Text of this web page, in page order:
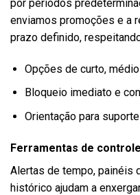
por períodos
enviamos promoções e a
prazo definido,
Opções de curto,
Bloqueio imediato e
Orientação para
Ferramentas de
Alertas de tempo, painéis
histórico ajudam a